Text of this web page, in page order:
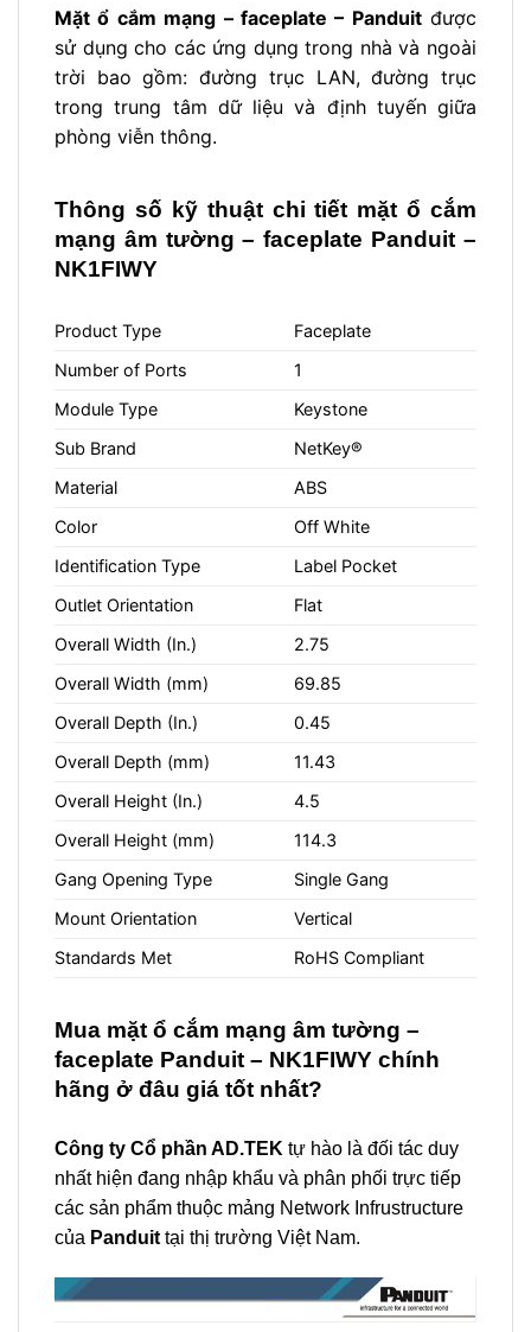
Mặt ổ cắm mạng – faceplate – Panduitđược
sử dụng cho các ứng dụng trong nhà và ngoài
trời bao gồm: đường trục LAN, đường trục
trong trung tâm dữ liệu và định tuyến giữa
phòng viễn thông.
Thông số kỹ thuật chi tiết mặt ổ cắm
mạng âm tường – faceplate Panduit –
NK1FIWY
Product Type
Faceplate
Number of Ports
1
Module Type
Keystone
Sub Brand
NetKey®
Material
ABS
Color
Off White
Identification Type
Label Pocket
Outlet Orientation
Flat
Overall Width (In.)
2.75
Overall Width (mm)
69.85
Overall Depth (In.)
0.45
Overall Depth (mm)
11.43
Overall Height (In.)
4.5
Overall Height (mm)
114.3
Gang Opening Type
Single Gang
Mount Orientation
Vertical
Standards Met
RoHS Compliant
Mua mặt ổ cắm mạng âm tường –
faceplate Panduit – NK1FIWY chính
hãng ở đâu giá tốt nhất?
Công ty Cổ phần AD.TEK tự hào là đối tác duy
nhất hiện đang nhập khẩu và phân phối trực tiếp
các sản phẩm thuộc mảng Network Infrustructure
của Panduit tại thị trường Việt Nam.